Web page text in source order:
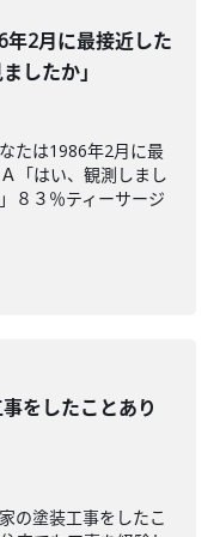
年2月に最接近した
したか」
たは1986年2月に最
「はい、観測しまし
８３％ティーサージ
事をしたことあり
の塗装工事をしたこ